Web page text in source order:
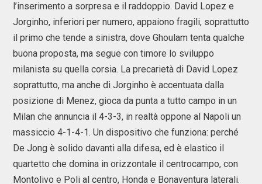
l’inserimento a sorpresa e il raddoppio. David Lopez e
Jorginho, inferiori per numero, appaiono fragili, soprattutto
il primo che tende a sinistra, dove Ghoulam tenta qualche
buona proposta, ma segue con timore lo sviluppo
milanista su quella corsia. La precarietà di David Lopez
soprattutto, ma anche di Jorginho è accentuata dalla
posizione di Menez, gioca da punta a tutto campo in un
Milan che annuncia il 4-3-3, in realtà oppone al Napoli un
massiccio 4-1-4-1. Un dispositivo che funziona: perché
De Jong è solido davanti alla difesa, ed è elastico il
quartetto che domina in orizzontale il centrocampo, con
Montolivo e Poli al centro, Honda e Bonaventura laterali.